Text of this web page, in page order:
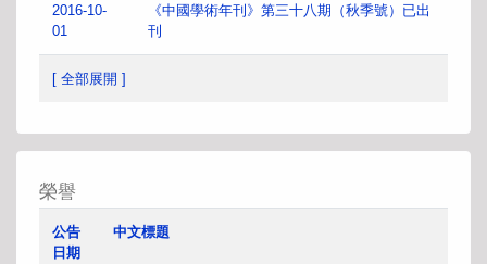
2016-10-
01
《中國學術年刊》第三十八期（秋季號）已出
刊
[ 全部展開 ]
榮譽
公告
日期
中文標題